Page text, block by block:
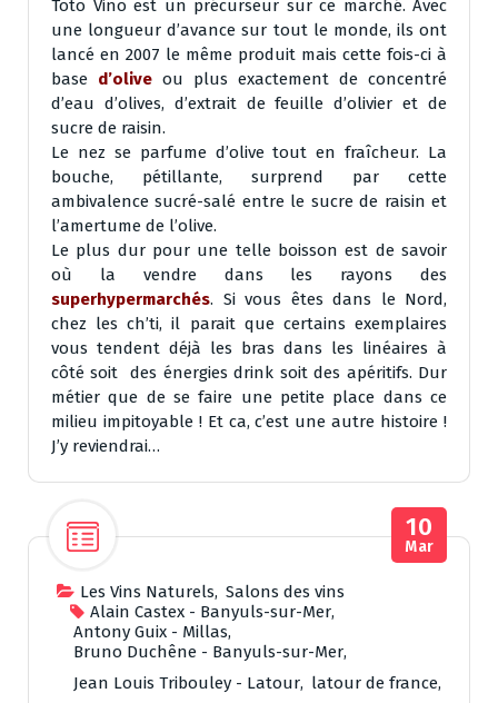
Toto Vino est un précurseur sur ce marché. Avec
une longueur d’avance sur tout le monde, ils ont
lancé en 2007 le même produit mais cette fois-ci à
base d’olive ou plus exactement de concentré
d’eau d’olives, d’extrait de feuille d’olivier et de
sucre de raisin.
Le nez se parfume d’olive tout en fraîcheur. La
bouche, pétillante, surprend par cette
ambivalence sucré-salé entre le sucre de raisin et
l’amertume de l’olive.
Le plus dur pour une telle boisson est de savoir
où la vendre dans les rayons des
superhypermarchés. Si vous êtes dans le Nord,
chez les ch’ti, il parait que certains exemplaires
vous tendent déjà les bras dans les linéaires à
côté soit des énergies drink soit des apéritifs. Dur
métier que de se faire une petite place dans ce
milieu impitoyable ! Et ca, c’est une autre histoire !
J’y reviendrai…
Les Vins Naturels, Salons des vins
Alain Castex - Banyuls-sur-Mer,
Antony Guix - Millas,
Bruno Duchêne - Banyuls-sur-Mer,
Jean Louis Tribouley - Latour, latour de france,
10
Mar